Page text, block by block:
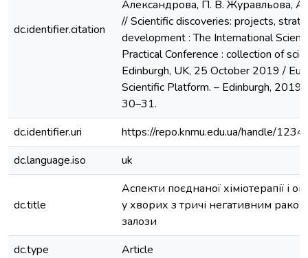
dc.identifier.citation
Александрова, П. В. Журавльова,
// Scientific discoveries: projects,
development : The International
Practical Conference : collection of
Edinburgh, UK, 25 October 2019 /
Scientific Platform. – Edinburgh, 2019.
30–31.
dc.identifier.uri
https://repo.knmu.edu.ua/handle/
dc.language.iso
uk
dc.title
Аспекти поєднаної хіміотерапії і
у хворих з тричі негативним
залози
dc.type
Article